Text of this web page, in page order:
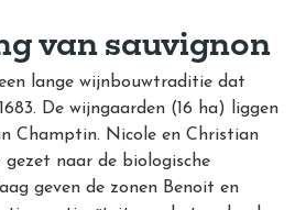
van sauvignon
lange wijnbouwtraditie dat
De wijngaarden (16 ha) liggen
Champtin. Nicole en Christian
naar de biologische
geven de zonen Benoit en